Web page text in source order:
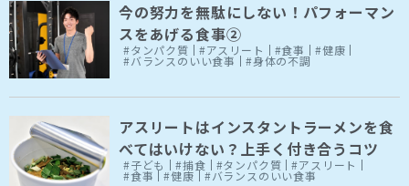
今の努力を無駄にしない！パフォーマン
スをあげる食事②
#タンパク質 #アスリート #食事 #健康
#バランスのいい食事 #身体の不調
アスリートはインスタントラーメンを食
べてはいけない？上手く付き合うコツ
#子ども #捕食 #タンパク質 #アスリート
#食事 #健康 #バランスのいい食事